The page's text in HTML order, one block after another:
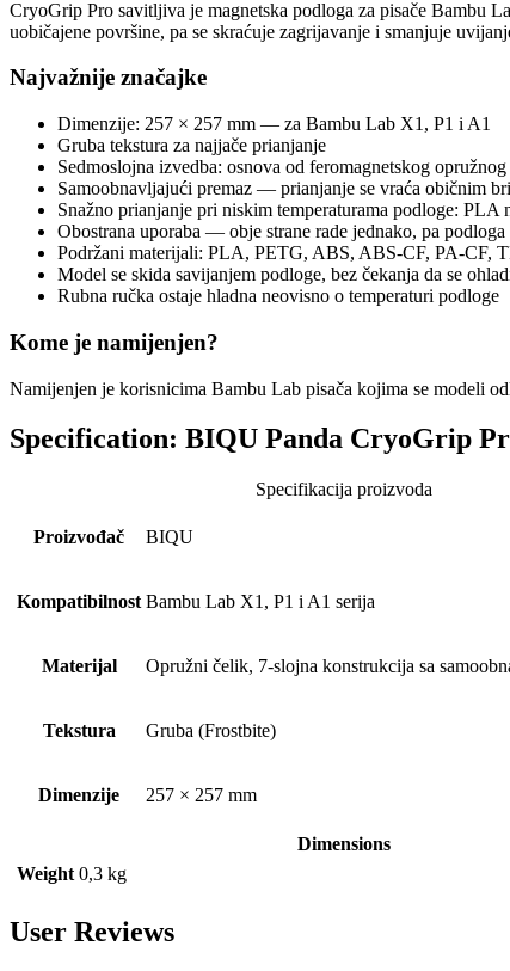
CryoGrip Pro savitljiva je magnetska podloga za pisače Bambu
uobičajene površine, pa se skraćuje zagrijavanje i smanjuje
Najvažnije značajke
Dimenzije: 257 × 257 mm — za Bambu Lab X1, P1 i A1
Gruba tekstura za najjače prianjanje
Sedmoslojna izvedba: osnova od feromagnetskog
Samoobnavljajući premaz — prianjanje se vraća običnim
Snažno prianjanje pri niskim temperaturama podloge: PLA
Obostrana uporaba — obje strane rade jednako, pa
Podržani materijali: PLA, PETG, ABS, ABS-CF, PA-CF,
Model se skida savijanjem podloge, bez čekanja da se
Rubna ručka ostaje hladna neovisno o temperaturi podloge
Kome je namijenjen?
Namijenjen je korisnicima Bambu Lab pisača kojima se modeli
Specification: BIQU Panda CryoGrip
Specifikacija proizvoda
Proizvođač BIQU
Kompatibilnost Bambu Lab X1, P1 i A1 serija
Materijal Opružni čelik, 7-slojna konstrukcija sa
Tekstura Gruba (Frostbite)
Dimenzije 257 × 257 mm
Dimensions
Weight 0,3 kg
User Reviews